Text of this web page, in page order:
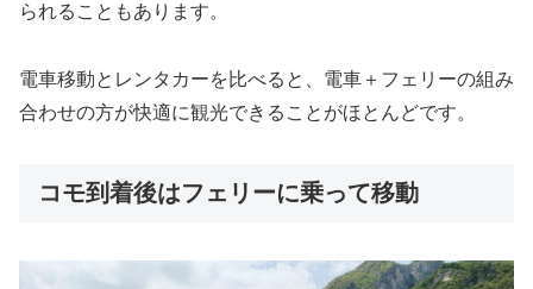
られることもあります。
電車移動とレンタカーを比べると、電車＋フェリーの組み
合わせの方が快適に観光できることがほとんどです。
コモ到着後はフェリーに乗って移動